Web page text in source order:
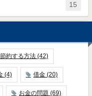
15
約する方法 (42)
(4) 借金 (20)
お金の問題 (69)